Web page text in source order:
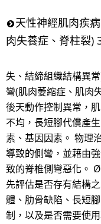
天性神經肌肉疾
肉失養症、脊柱裂)
失、結締組織結構異
彎(肌肉萎縮症、肌肉
後天動作控制異常，
不均，長短腳代償產
素、基因因素。 物理
導致的側彎，並藉由
致的脊椎側彎惡化。
先評估是否存有結構
體、肋骨缺陷、長短
制，以及是否需要使